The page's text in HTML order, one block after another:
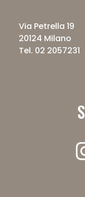
Via Petrella 19
20124 Milano
Tel. 02 2057231